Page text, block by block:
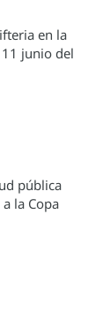
en la
junio del
pública
la Copa